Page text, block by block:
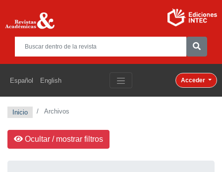
Español English Acceder
Inicio Archivos
Ocultar / mostrar filtros